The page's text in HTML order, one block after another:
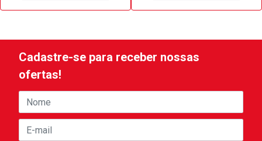
Cadastre-se para receber nossas
ofertas!